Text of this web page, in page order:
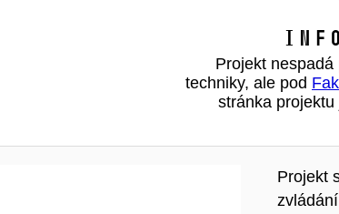
Projekt
techniky, ale pod
stránka projektu
Projekt